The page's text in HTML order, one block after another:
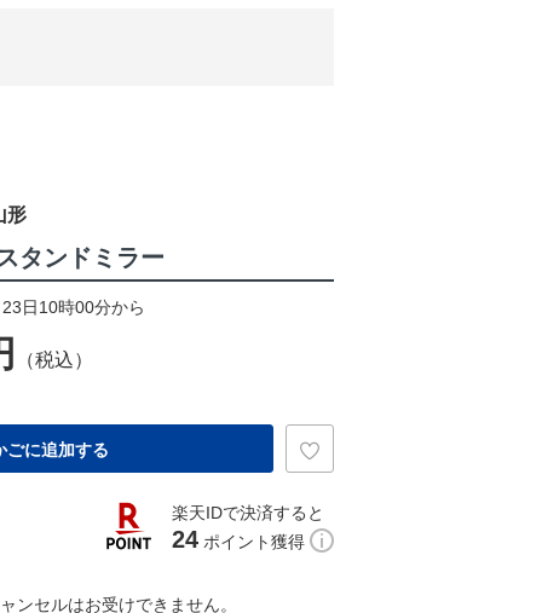
形
タンドミラー
日10時00分から
（税込）
ごに追加する
楽天IDで決済すると
24 ポイント獲得
ンセルはお受けできません。